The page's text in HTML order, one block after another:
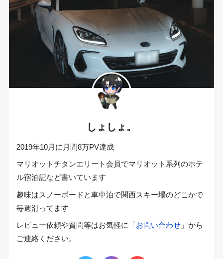
しょしょ。
2019年10月に月間8万PV達成
マリオットチタンエリート会員でマリオット系列のホテ
ル宿泊記など書いています
趣味はスノーボードと車中泊で関西スキー場のどこかで
毎週滑ってます
レビュー依頼や質問等はお気軽に「 お問い合わせ」から
ご連絡ください。